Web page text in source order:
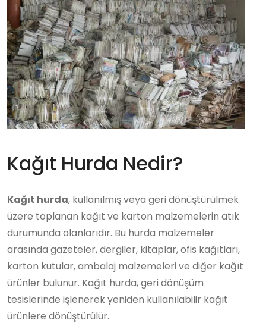
Kağıt Hurda Nedir?
Kağıt hurda, kullanılmış veya geri dönüştürülmek
üzere toplanan kağıt ve karton malzemelerin atık
durumunda olanlarıdır. Bu hurda malzemeler
arasında gazeteler, dergiler, kitaplar, ofis kağıtları,
karton kutular, ambalaj malzemeleri ve diğer kağıt
ürünler bulunur. Kağıt hurda, geri dönüşüm
tesislerinde işlenerek yeniden kullanılabilir kağıt
ürünlere dönüştürülür.